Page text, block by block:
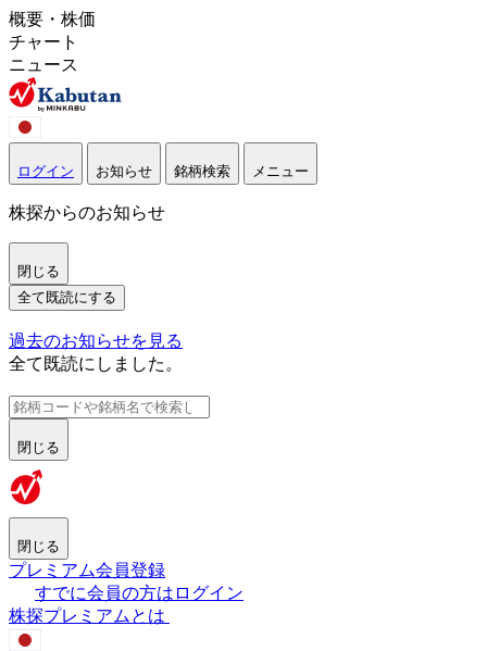
概要・株価
チャート
ニュース
ログイン お知らせ 銘柄検索 メニュー
株探からのお知らせ
閉じる
全て既読にする
過去のお知らせを見る
全て既読にしました。
閉じる
閉じる
プレミアム会員登録
すでに会員の方はログイン
株探プレミアムとは